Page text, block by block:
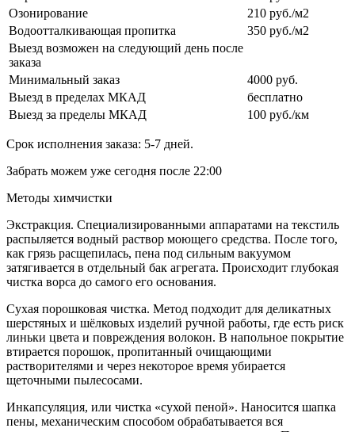
Озонирование
210 руб./м2
Водоотталкивающая пропитка
350 руб./м2
Выезд возможен на следующий день после
заказа
Минимальный заказ
4000 руб.
Выезд в пределах МКАД
бесплатно
Выезд за пределы МКАД
100 руб./км
Срок исполнения заказа: 5-7 дней.
Забрать можем уже сегодня после 22:00
Методы химчистки
Экстракция. Специализированными аппаратами на текстиль
распыляется водный раствор моющего средства. После того,
как грязь расщепилась, пена под сильным вакуумом
затягивается в отдельный бак агрегата. Происходит глубокая
чистка ворса до самого его основания.
Сухая порошковая чистка. Метод подходит для деликатных
шерстяных и шёлковых изделий ручной работы, где есть риск
линьки цвета и повреждения волокон. В напольное покрытие
втирается порошок, пропитанный очищающими
растворителями и через некоторое время убирается
щеточными пылесосами.
Инкапсуляция, или чистка «сухой пеной». Наносится шапка
пены, механическим способом обрабатывается вся